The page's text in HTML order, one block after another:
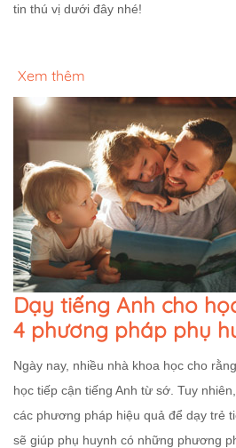
tin thú vị dưới đây nhé!
Xem thêm
Dạy tiếng Anh cho
4 phương pháp phụ
Ngày nay, nhiều nhà khoa học cho
học tiếp cận tiếng Anh từ sớ. Tuy
các phương pháp hiệu quả để dạy trẻ
sẽ giúp phụ huynh có những phương